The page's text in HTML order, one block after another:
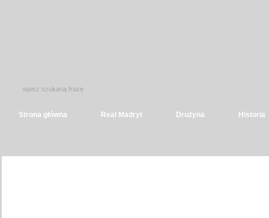
Strona główna Real Madryt Drużyna Historia